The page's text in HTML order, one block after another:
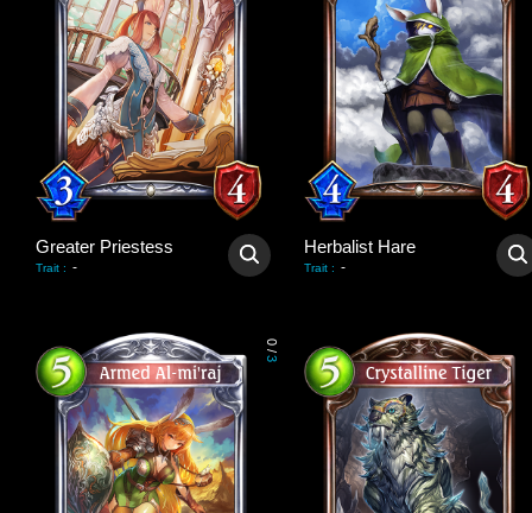
Greater Priestess
Trait : -
Herbalist Hare
Trait : -
0
/
3